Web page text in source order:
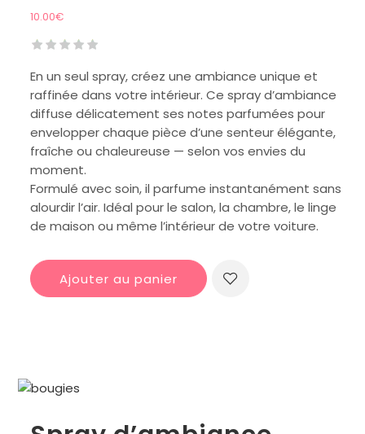
10.00€
En un seul spray, créez une ambiance unique et
raffinée dans votre intérieur. Ce spray d’ambiance
diffuse délicatement ses notes parfumées pour
envelopper chaque pièce d’une senteur élégante,
fraîche ou chaleureuse — selon vos envies du
moment.
Formulé avec soin, il parfume instantanément sans
alourdir l’air. Idéal pour le salon, la chambre, le linge
de maison ou même l’intérieur de votre voiture.
Ajouter au panier